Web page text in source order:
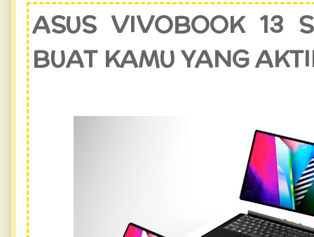
ASUS VIVOBOOK 13
BUAT KAMU YANG